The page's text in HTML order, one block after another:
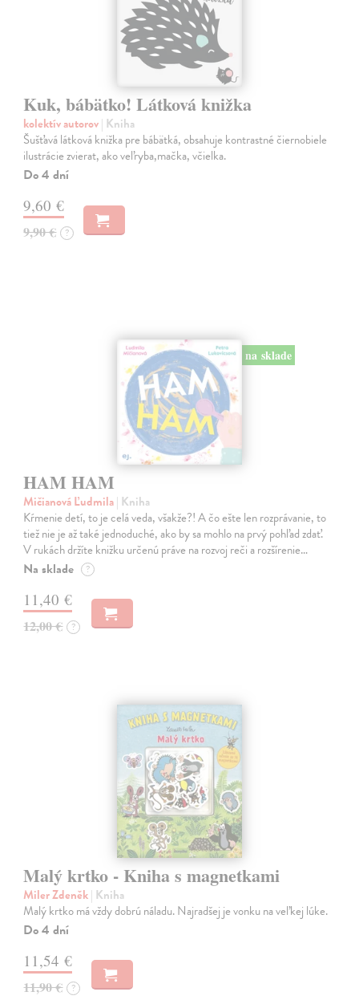
Kuk, bábätko! Látková knižka
kolektív autorov| Kniha
Šušťavá látková knižka pre bábätká, obsahuje kontrastné čiernobiele
ilustrácie zvierat, ako veľryba,mačka, včielka.
Do 4 dní
9,60 €
9,90 € ?
na sklade
HAM HAM
Mičianová Ľudmila| Kniha
Kŕmenie detí, to je celá veda, všakže?! A čo ešte len rozprávanie, to
tiež nie je až také jednoduché, ako by sa mohlo na prvý pohľad zdať.
V rukách držíte knižku určenú práve na rozvoj reči a rozšírenie…
Na sklade ?
11,40 €
12,00 € ?
Malý krtko - Kniha s magnetkami
Miler Zdeněk| Kniha
Malý krtko má vždy dobrú náladu. Najradšej je vonku na veľkej lúke.
Do 4 dní
11,54 €
11,90 € ?